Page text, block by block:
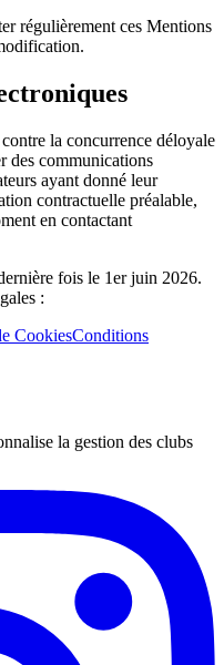
régulièrement ces Mentions
la concurrence déloyale
des communications
ayant donné leur
contractuelle préalable,
en contactant
fois le 1er juin 2026.
:
CookiesConditions
la gestion des clubs